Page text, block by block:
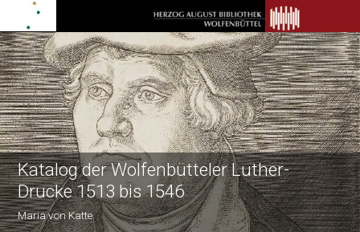
Katalog der Wolfenbütteler Luther-
Drucke 1513 bis 1546
Maria von Katte